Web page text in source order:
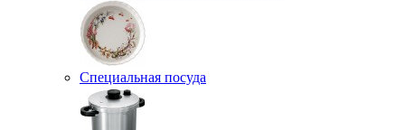
Специальная посуда